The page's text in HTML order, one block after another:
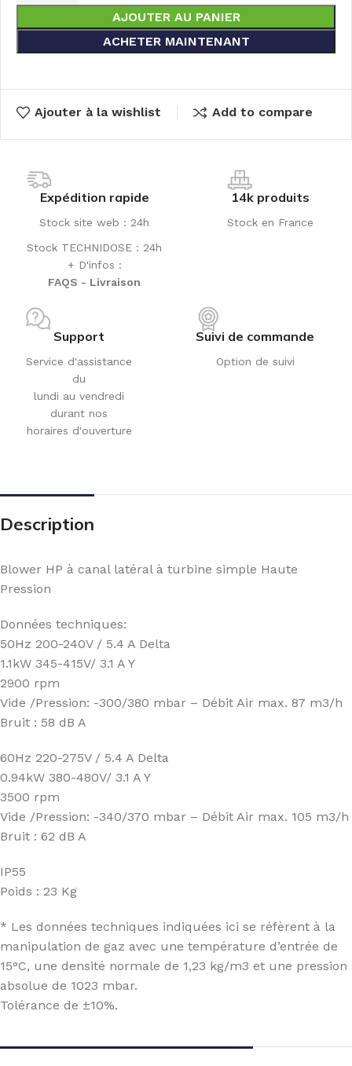
AJOUTER AU PANIER
ACHETER MAINTENANT
Ajouter à la wishlist Add to compare
Expédition rapide
Stock site web : 24h
Stock TECHNIDOSE : 24h
+ D'infos :
FAQS - Livraison
14k produits
Stock en France
Support
Service d'assistance
du
lundi au vendredi
durant nos
horaires d'ouverture
Suivi de commande
Option de suivi
Description
Blower HP à canal latéral à turbine simple Haute
Pression
Données techniques:
50Hz 200-240V / 5.4 A Delta
1.1kW 345-415V/ 3.1 A Y
2900 rpm
Vide /Pression: -300/380 mbar – Débit Air max. 87 m3/h
Bruit : 58 dB A
60Hz 220-275V / 5.4 A Delta
0.94kW 380-480V/ 3.1 A Y
3500 rpm
Vide /Pression: -340/370 mbar – Débit Air max. 105 m3/h
Bruit : 62 dB A
IP55
Poids : 23 Kg
* Les données techniques indiquées ici se réfèrent à la
manipulation de gaz avec une température d’entrée de
15°C, une densité normale de 1,23 kg/m3 et une pression
absolue de 1023 mbar.
Tolérance de ±10%.